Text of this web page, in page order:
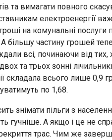
та вимагати повного
електроенергії
на комунальні послуги
більшу частину грошей
всі, починаючи від тих,
та трьох зонні
складала всього лише 0,9
по 1,68.
знімати пільги з
гучніше. А якщо і це не
трас. Чим же